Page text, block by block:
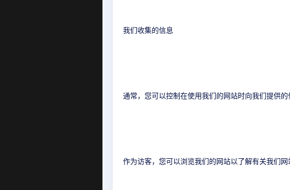
我们收集的信息
通常，您可以控制在使用我们的网站时向我们提供的
作为访客，您可以浏览我们的网站以了解有关我们